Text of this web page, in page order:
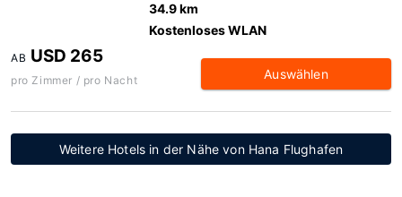
34.9 km
Kostenloses WLAN
AB USD 265
pro Zimmer / pro Nacht Auswählen
Weitere Hotels in der Nähe von Hana Flughafen